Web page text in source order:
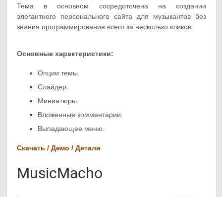
Тема в основном сосредоточена на создании
элегантного персонального сайта для музыкантов без
знания программирования всего за несколько кликов.
Основные характеристики:
Опции темы.
Слайдер.
Миниатюры.
Вложенные комментарии.
Выпадающее меню.
Скачать / Демо / Детали
MusicMacho